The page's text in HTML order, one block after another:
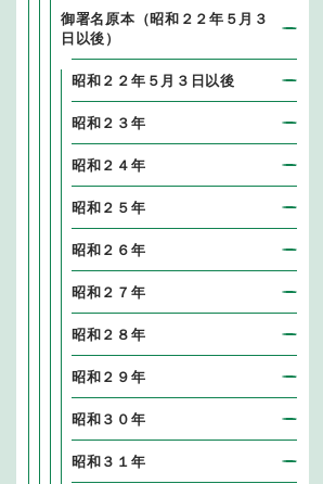
御署名原本（昭和２２年５月３
日以後）
昭和２２年５月３日以後
昭和２３年
昭和２４年
昭和２５年
昭和２６年
昭和２７年
昭和２８年
昭和２９年
昭和３０年
昭和３１年